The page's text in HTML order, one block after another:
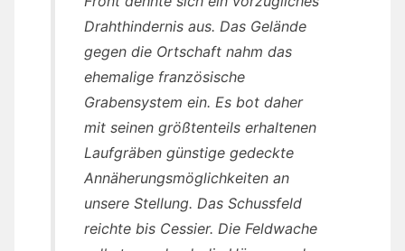
Drahthindernis aus. Das Gelände
gegen die Ortschaft nahm das
ehemalige französische
Grabensystem ein. Es bot daher
mit seinen größtenteils erhaltenen
Laufgräben günstige gedeckte
Annäherungsmöglichkeiten an
unsere Stellung. Das Schussfeld
reichte bis Cessier. Die Feldwache